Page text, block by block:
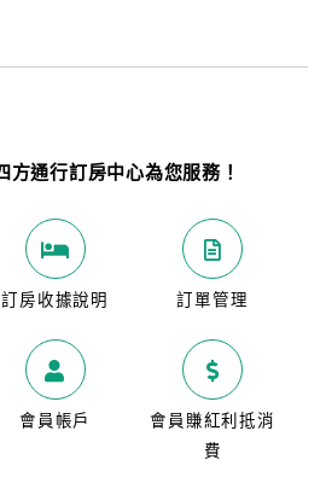
通行訂房中心為您服務！
訂房收據說明 訂單管理
會員帳戶
會員賺紅利抵消
費